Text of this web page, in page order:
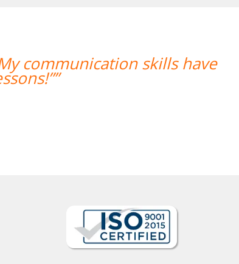
communication skills have